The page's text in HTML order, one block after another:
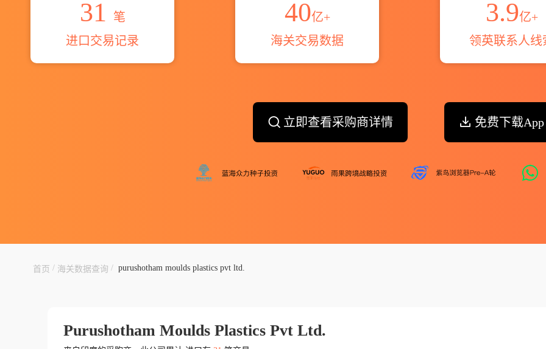
31
笔
进口交易记录
40亿+
海关交易数据
3.9亿+
领英联系人线
立即查看采购商详情 免费下载App
首页 / 海关数据查询 / purushotham moulds plastics pvt ltd.
Purushotham Moulds Plastics Pvt Ltd.